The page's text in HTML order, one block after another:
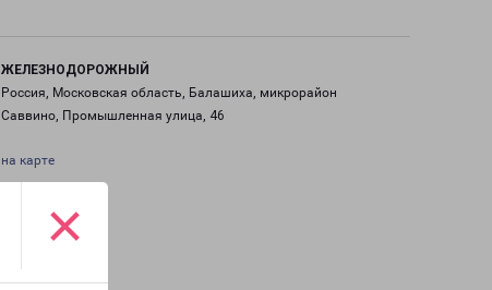
×
ЖЕЛЕЗНОДОРОЖНЫЙ
Россия, Московская область, Балашиха, микрорайон
Саввино, Промышленная улица, 46
на карте
+7(495) 660-11-11
EMAIL